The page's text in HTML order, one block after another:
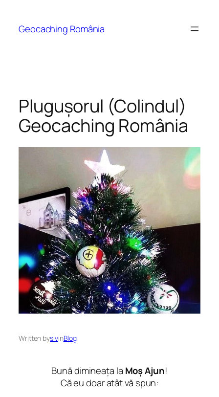
content
Geocaching România
Plugușorul (Colindul)
Geocaching România
Written byslvinBlog
Bună dimineața la Moș Ajun!
Că eu doar atât vă spun: